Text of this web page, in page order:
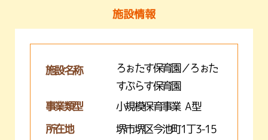
施設情報
施設名称
ろぉたす保育園／ろぉた
すぷらす保育園
事業類型
小規模保育事業 A型
所在地 堺市堺区今池町1丁3-15